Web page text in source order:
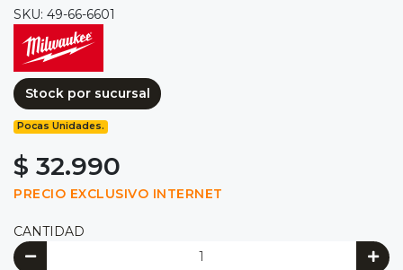
SKU: 49-66-6601
Stock por sucursal
Pocas Unidades.
$ 32.990
PRECIO EXCLUSIVO INTERNET
CANTIDAD